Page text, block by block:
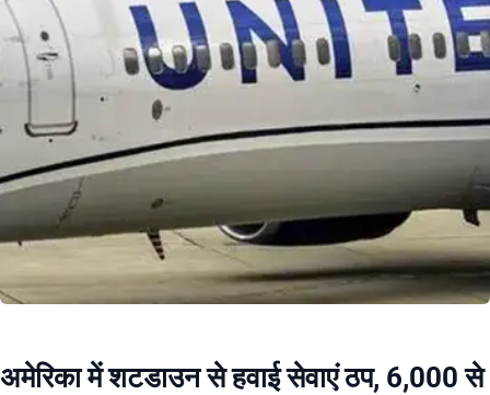
अमेरिका में शटडाउन से हवाई सेवाएं ठप, 6,000 से